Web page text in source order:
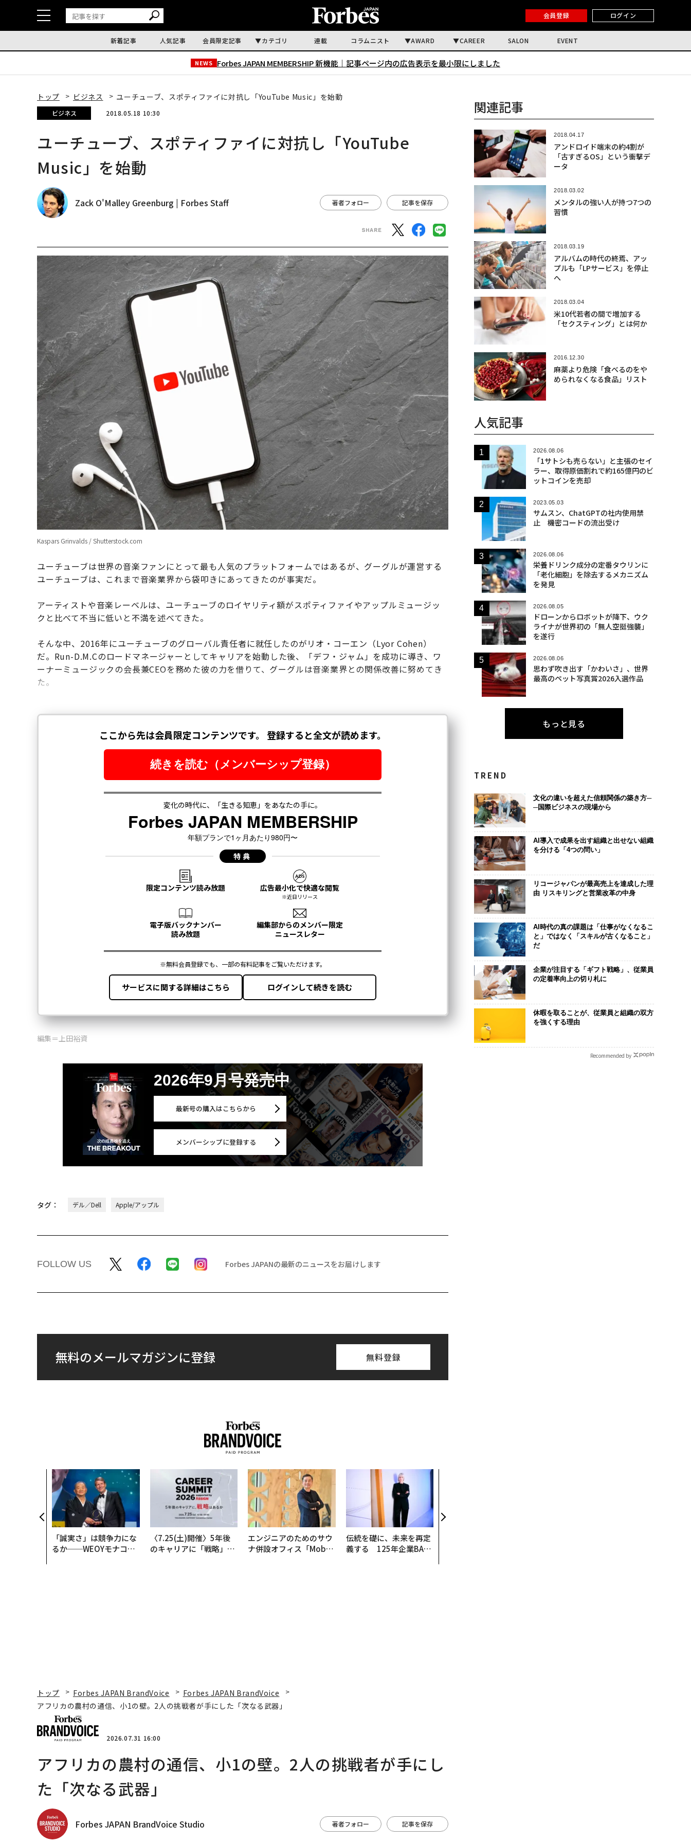
会員登録 ログイン
新着記事 人気記事 会員限定記事 カテゴリ 連載 コラムニスト AWARD CAREER SALON EVENT
NEWS Forbes JAPAN MEMBERSHIP 新機能｜ 記事ページ内の広告表示を最小限にしました
トップ ビジネス ユーチューブ、スポティファイに対抗し「YouTube Music」を始動
ビジネス 2018.05.18 10:30
ユーチューブ、スポティファイに対抗し「YouTube
Music」を始動
Zack O'Malley Greenburg | Forbes Staff 著者フォロー 記事を保存
Kaspars Grinvalds / Shutterstock.com
ユーチューブは世界の音楽ファンにとって最も人気のプラットフォームではあるが、グーグルが運営する
ユーチューブは、これまで音楽業界から袋叩きにあってきたのが事実だ。
アーティストや音楽レーベルは、ユーチューブのロイヤリティ額がスポティファイやアップルミュージッ
クと比べて不当に低いと不満を述べてきた。
そんな中、2016年にユーチューブのグローバル責任者に就任したのがリオ・コーエン（Lyor Cohen）
だ。Run-D.M.Cのロードマネージャーとしてキャリアを始動した後、「デフ・ジャム」を成功に導き、ワ
ーナーミュージックの会長兼CEOを務めた彼の力を借りて、グーグルは音楽業界との関係改善に努めてき
た。
編集＝上田裕資
2026年9月号発売中
最新号の購入はこちらから
メンバーシップに登録する
タグ： デル／Dell Apple/アップル
FOLLOW US Forbes JAPANの最新のニュースをお届けします
無料のメールマガジンに登録 無料登録
「誠実さ」は競争力にな
るか──WEOYモナコで
〈7.25(土)開催〉5年後
のキャリアに「戦略」は
エンジニアのためのサウ
ナ併設オフィス「Mobiu
伝統を礎に、未来を再定
義する 125年企業BAT
関連記事
2018.04.17
アンドロイド端末の約4割が
「古すぎるOS」という衝撃デ
ータ
2018.03.02
メンタルの強い人が持つ7つの
習慣
2018.03.19
アルバムの時代の終焉、アッ
プルも「LPサービス」を停止
へ
2018.03.04
米10代若者の間で増加する
「セクスティング」とは何か
2016.12.30
麻薬より危険「食べるのをや
められなくなる食品」リスト
人気記事
2026.08.06
「1サトシも売らない」と主張のセイ
ラー、取得原価割れで約165億円のビ
ットコインを売却
2023.05.03
サムスン、ChatGPTの社内使用禁
止 機密コードの流出受け
2026.08.06
栄養ドリンク成分の定番タウリンに
「老化細胞」を除去するメカニズム
を発見
2026.08.05
ドローンからロボットが降下、ウク
ライナが世界初の「無人空挺強襲」
を遂行
2026.08.06
思わず吹き出す「かわいさ」、世界
最高のペット写真賞2026入選作品
もっと見る
TREND
文化の違いを超えた信頼関係の築き方─
─国際ビジネスの現場から
AI導入で成果を出す組織と出せない組織
を分ける「4つの問い」
リコージャパンが最高売上を達成した理
由 リスキリングと営業改革の中身
AI時代の真の課題は「仕事がなくなるこ
と」ではなく「スキルが古くなること」
だ
企業が注目する「ギフト戦略」、従業員
の定着率向上の切り札に
休暇を取ることが、従業員と組織の双方
を強くする理由
Recommended by
トップ Forbes JAPAN BrandVoice
Forbes JAPAN BrandVoice
アフリカの農村の通信、小1の壁。2人の挑戦者が手にした「次なる武器」
2026.07.31 16:00
アフリカの農村の通信、小1の壁。2人の挑戦者が手にし
た「次なる武器」
Forbes JAPAN BrandVoice Studio 著者フォロー 記事を保存